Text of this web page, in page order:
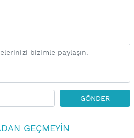
GÖNDER
GEÇMEYIN